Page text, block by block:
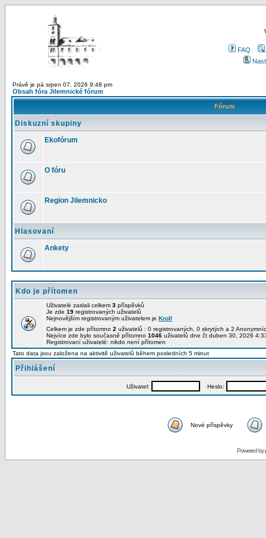
FAQ
Právě je pá srpen 07, 2026 9:48 pm
Obsah fóra Jilemnické fórum
Fórum
Diskuzní skupiny
Ekofórum
O fóru
Region Jilemnicko
Hlasovaní
Ankety
Kdo je přítomen
Uživatelé zaslali celkem 3 příspěvků
Je zde 19 registrovaných uživatelů
Nejnovějším registrovaným uživatelem je Kroll
Celkem je zde přítomno 2 uživatelů : 0 registrovaných, 0 skrytých a 2
Nejvíce zde bylo současně přítomno 1046 uživatelů dne čt duben 30, 2026
Registrovaní uživatelé: nikdo není přítomen
Tato data jsou založena na aktivitě uživatelů během posledních 5 minut
Přihlášení
Uživatel: Heslo:
Nové příspěvky
Powered by